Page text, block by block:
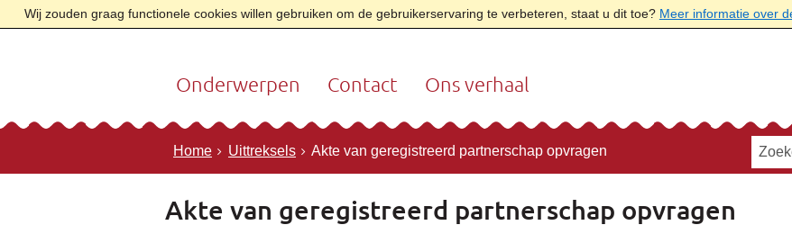
Wij zouden graag functionele cookies willen gebruiken om de gebruikerservaring te verbeteren, staat u dit toe? Meer informatie over
Onderwerpen Contact Ons verhaal
Home Uittreksels Akte van geregistreerd partnerschap opvragen
Akte van geregistreerd partnerschap opvragen